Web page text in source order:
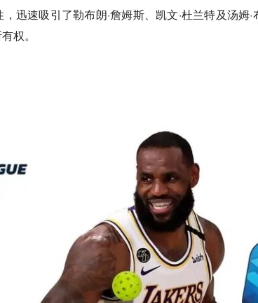
迅速吸引了勒布朗·詹姆斯、凯文·杜兰特及汤姆·
权。